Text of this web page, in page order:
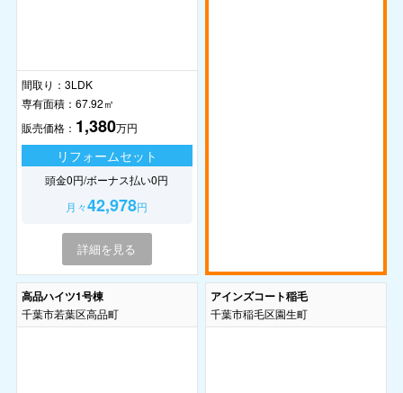
間取り： 3LDK
専有面積： 67.92㎡
販売価格： 1,380万円
リフォームセット
頭金0円/ボーナス払い0円
月々42,978円
詳細を見る
高品ハイツ1号棟
千葉市若葉区高品町
アインズコート稲毛
千葉市稲毛区園生町